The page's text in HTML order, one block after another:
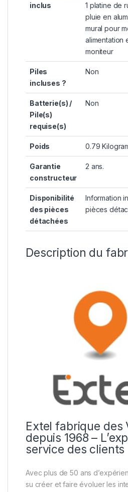
inclus
1 platine de
pluie en
mural pour
alimentation
moniteur
Piles
incluses ?
‎Non
Batterie(s) /
Pile(s)
requise(s)
‎Non
Poids ‎0.79
Garantie
constructeur
‎2 ans.
Disponibilité
des pièces
détachées
‎Information
pièces
Description du
Extel fabrique des
depuis 1968 –
service des clients
Avec plus de 50 ans
su créer et faire évoluer les